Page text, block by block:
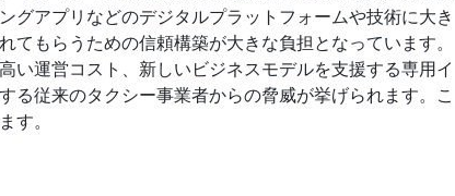
グアプリなどのデジタルプラットフォームや技術に大き
もらうための信頼構築が大きな負担となっています。
い運営コスト、新しいビジネスモデルを支援する専用イ
る従来のタクシー事業者からの脅威が挙げられます。こ
す。